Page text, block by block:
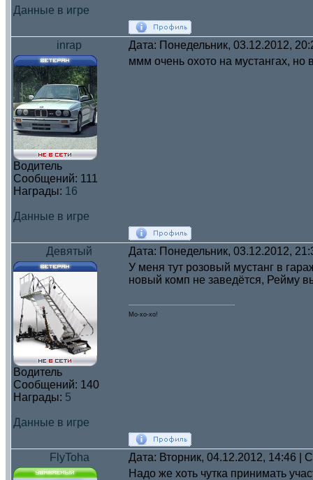
Данные в игре
inrap Дата: Понедельник, 03.12.2012,
Водитель
Сообщений: 111
Награды: 16
Данные в игре
ммм очень охото на мустангах, но
Девятый Дата: Понедельник, 03.12.2012,
Водитель
Сообщений: 140
Награды: 5
Данные в игре
У меня тут розовый мустанг в
новый комп не заведётся, Рейму
Мо-хо-хо!
FlyToha Дата: Вторник, 04.12.2012, 14:46 |
Надо же хоть чутка принимать